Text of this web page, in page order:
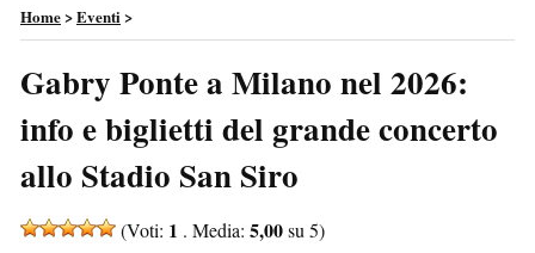
Home>Eventi>
Gabry Ponte a Milano nel 2026:
info e biglietti del grande concerto
allo Stadio San Siro
(Voti: 1 . Media: 5,00su 5)